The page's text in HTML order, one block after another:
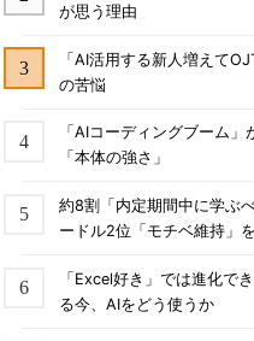
が思う理由
「AI活用する新人増えて
の苦悩
「AIコーディングブーム
「本体の強さ」
約8割「内定期間中に学ぶ
ードル2位「モチベ維持」
「Excel好き」では進化で
る今、AIをどう使うか